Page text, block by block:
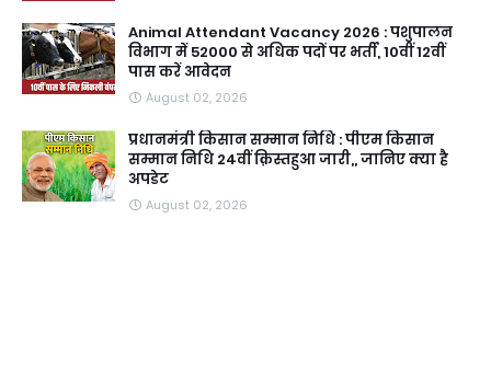
Animal Attendant Vacancy 2026 : पशुपालन
विभाग में 52000 से अधिक पदों पर भर्ती, 10वीं 12वीं
पास करें आवेदन
August 02, 2026
प्रधानमंत्री किसान सम्मान निधि : पीएम किसान
सम्मान निधि 24वीं क़िस्तहुआ जारी,, जानिए क्या है
अपडेट
August 02, 2026